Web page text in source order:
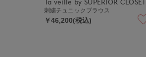
刺繍チュニックブラウス
￥46,200(税込)